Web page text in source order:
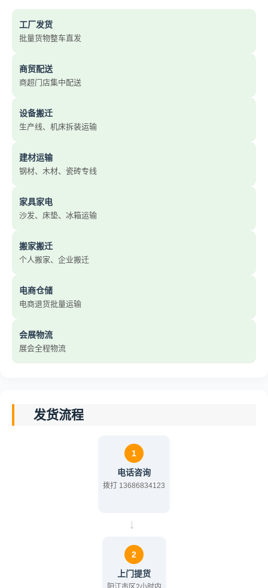
工厂发货
批量货物整车直发
商贸配送
商超门店集中配送
设备搬迁
生产线、机床拆装运输
建材运输
钢材、木材、瓷砖专线
家具家电
沙发、床垫、冰箱运输
搬家搬迁
个人搬家、企业搬迁
电商仓储
电商退货批量运输
会展物流
展会全程物流
发货流程
1
电话咨询
拨打 13686834123
→
2
上门提货